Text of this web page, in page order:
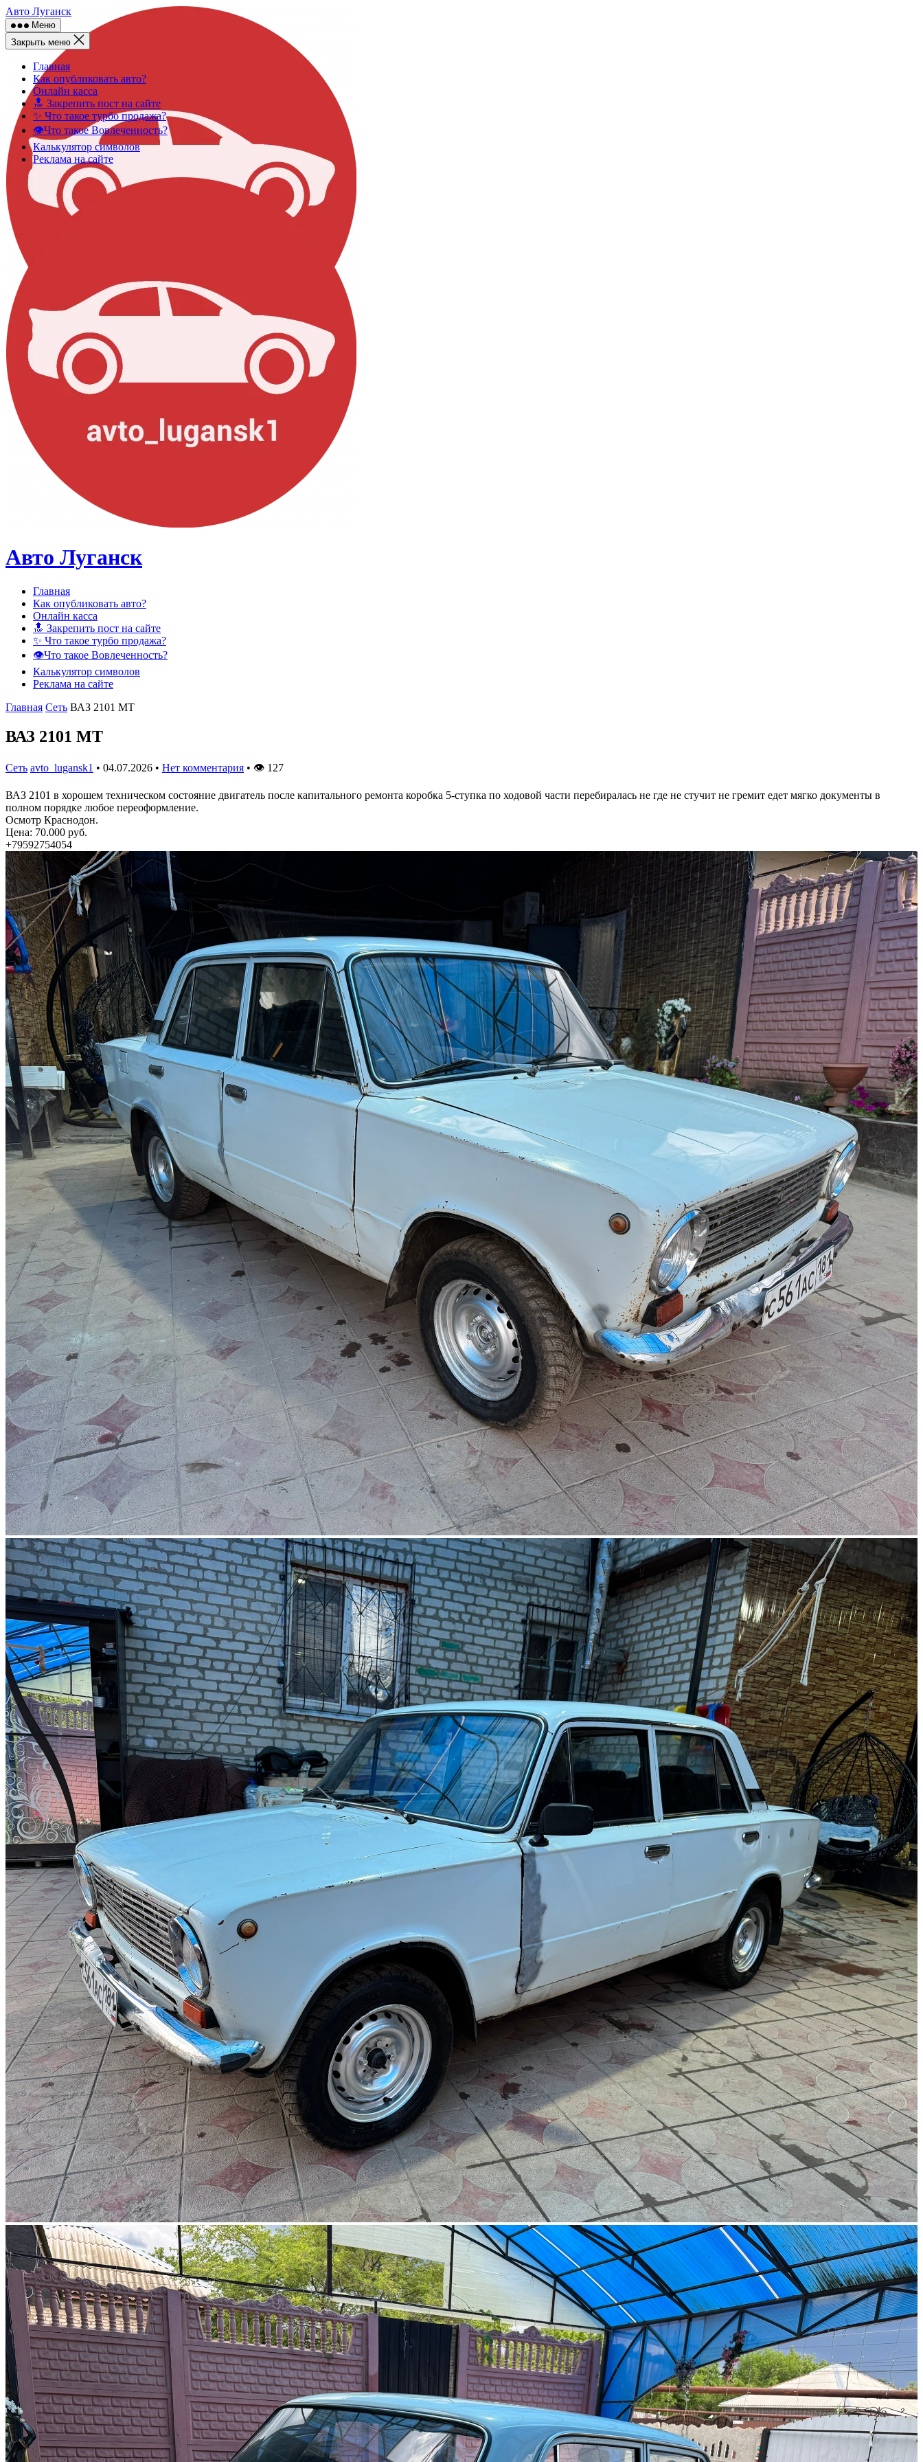
Skip
to
content
Авто Луганск
Меню
Закрыть меню
Главная
Как опубликовать авто?
Онлайн касса
🔝 Закрепить пост на сайте
✨ Что такое турбо продажа?
👁️Что такое Вовлеченность?
Калькулятор символов
Реклама на сайте
Авто Луганск
Главная
Как опубликовать авто?
Онлайн касса
🔝 Закрепить пост на сайте
✨ Что такое турбо продажа?
👁️Что такое Вовлеченность?
Калькулятор символов
Реклама на сайте
Главная Сеть ВАЗ 2101 MT
ВАЗ 2101 MT
Сеть avto_lugansk1 • 04.07.2026 • Нет комментария • 👁 127
ВАЗ 2101 в хорошем техническом состояние двигатель после капитального ремонта коробка 5-ступка по ходовой части перебиралась не где не стучит не гремит едет мягко документы в
полном порядке любое переоформление.
Осмотр Краснодон.
Цена: 70.000 руб.
+79592754054